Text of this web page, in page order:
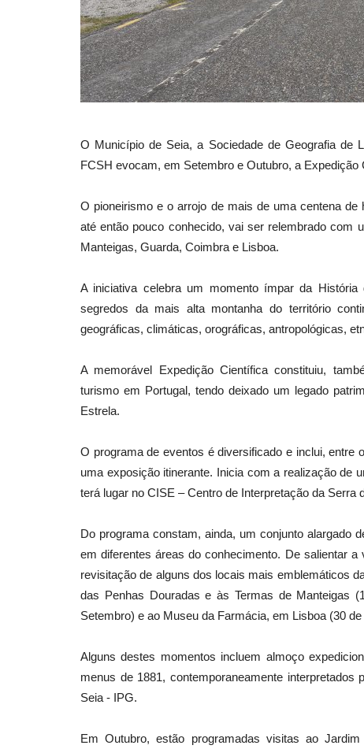
O Município de Seia, a Sociedade de Geografia de
FCSH evocam, em Setembro e Outubro, a
O pioneirismo e o arrojo de mais de uma centena
até então pouco conhecido, vai ser relembrado com
Manteigas, Guarda, Coimbra e Lisboa.
A iniciativa celebra um momento ímpar da
segredos da mais alta montanha do território
geográficas, climáticas, orográficas, antropológicas,
A memorável Expedição Científica constituiu,
turismo em Portugal, tendo deixado um legado
Estrela.
O programa de eventos é diversificado e inclui,
uma exposição itinerante. Inicia com a realização de
terá lugar no CISE – Centro de Interpretação da Serra
Do programa constam, ainda, um conjunto alargado
em diferentes áreas do conhecimento. De salientar
revisitação de alguns dos locais mais emblemáticos
das Penhas Douradas e às Termas de Manteigas
Setembro) e ao Museu da Farmácia, em Lisboa (30
Alguns destes momentos incluem almoço
menus de 1881, contemporaneamente
Seia - IPG.
Em Outubro, estão programadas visitas ao